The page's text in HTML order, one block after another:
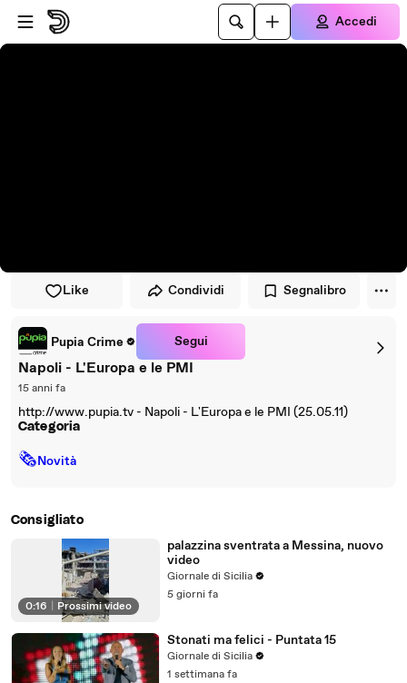
Vai al lettore
Passa al contenuto principale
Accedi
Like Condividi Segnalibro
Pupia Crime Segui
Napoli - L'Europa e le PMI
15 anni fa
http://www.pupia.tv - Napoli - L'Europa e le PMI (25.05.11)
Categoria
🗞Novità
Consigliato
0:16 Prossimi video
palazzina sventrata a Messina, nuovo
video
Giornale di Sicilia
5 giorni fa
Stonati ma felici - Puntata 15
Giornale di Sicilia
1 settimana fa